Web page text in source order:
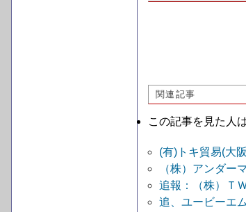
関連記事
この記事を見た人
(有)トキ貿易(大
（株）アンダ
追報：（株）Ｔ
追、ユービーエ